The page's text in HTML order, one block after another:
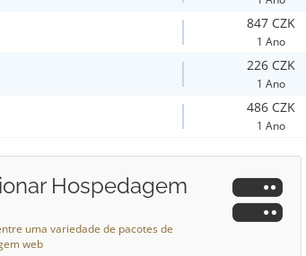
847 CZK
1 Ano
226 CZK
1 Ano
486 CZK
1 Ano
Hospedagem
uma variedade de pacotes de
web